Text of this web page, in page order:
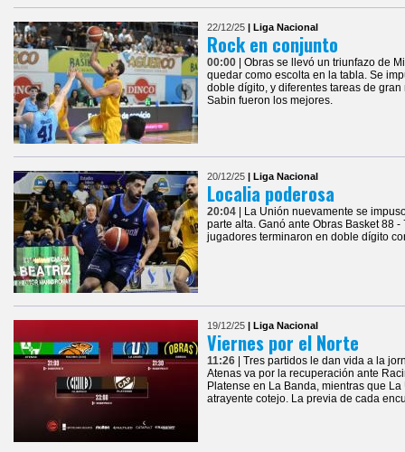
22/12/25 | Liga Nacional
Rock en conjunto
00:00
| Obras se llevó un triunfazo de
quedar como escolta en la tabla. Se
doble dígito, y diferentes tareas de
Sabin fueron los mejores.
20/12/25 | Liga Nacional
Localia poderosa
20:04
| La Unión nuevamente se
parte alta. Ganó ante Obras Basket 88
jugadores terminaron en doble dígito
19/12/25 | Liga Nacional
Viernes por el Norte
11:26
| Tres partidos le dan vida a la
Atenas va por la recuperación ante
Platense en La Banda, mientras que
atrayente cotejo. La previa de cada